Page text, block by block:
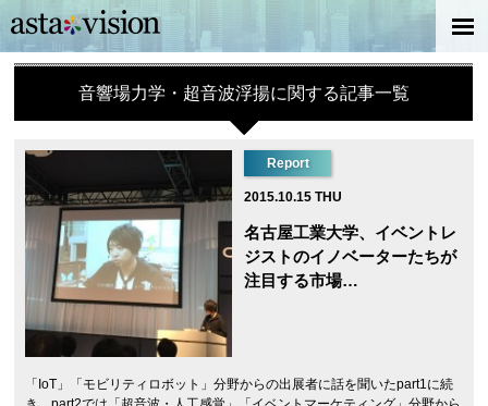
音響場力学・超音波浮揚に関する記事一覧
Report
2015.10.15 THU
名古屋工業大学、イベントレ
ジストのイノベーターたちが
注目する市場…
「IoT」「モビリティロボット」分野からの出展者に話を聞いたpart1に続